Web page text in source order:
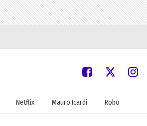
Netflix Mauro Icardi Robo